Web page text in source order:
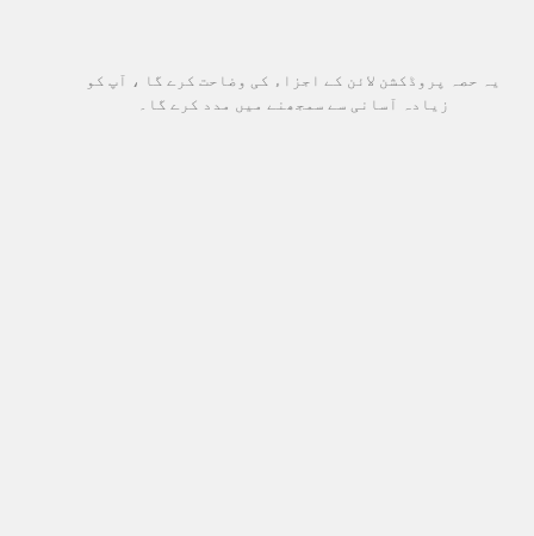
یہ حصہ پروڈکشن لائن کے اجزاء کی وضاحت کرے گا ، آپ کو
زیادہ آسانی سے سمجھنے میں مدد کرے گا۔